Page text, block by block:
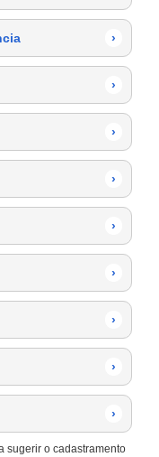
›
›
›
›
›
›
›
›
›
sugerir o cadastramento